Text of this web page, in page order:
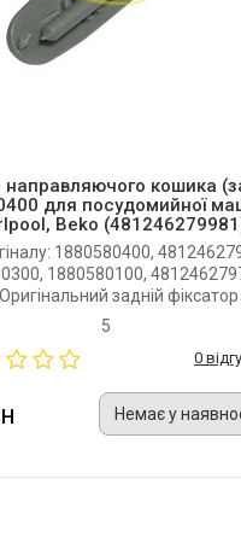
направляючого кошика
для посудомийної
Beko
1880580400,
1880580100,
задній
корзини для
5
0
Немає у